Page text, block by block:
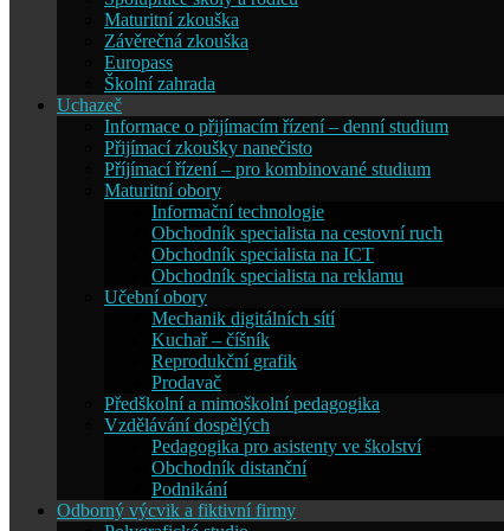
Maturitní zkouška
Závěrečná zkouška
Europass
Školní zahrada
Uchazeč
Informace o přijímacím řízení – denní studium
Přijímací zkoušky nanečisto
Příjímací řízení – pro kombinované studium
Maturitní obory
Informační technologie
Obchodník specialista na cestovní ruch
Obchodník specialista na ICT
Obchodník specialista na reklamu
Učební obory
Mechanik digitálních sítí
Kuchař – číšník
Reprodukční grafik
Prodavač
Předškolní a mimoškolní pedagogika
Vzdělávání dospělých
Pedagogika pro asistenty ve školství
Obchodník distanční
Podnikání
Odborný výcvik a fiktivní firmy